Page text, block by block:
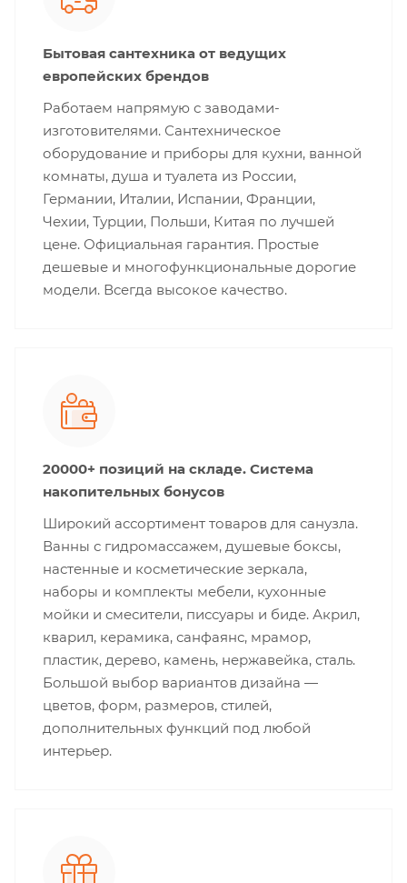
Бытовая сантехника от ведущих
европейских брендов
Работаем напрямую с заводами-
изготовителями. Сантехническое
оборудование и приборы для кухни, ванной
комнаты, душа и туалета из России,
Германии, Италии, Испании, Франции,
Чехии, Турции, Польши, Китая по лучшей
цене. Официальная гарантия. Простые
дешевые и многофункциональные дорогие
модели. Всегда высокое качество.
20000+ позиций на складе. Система
накопительных бонусов
Широкий ассортимент товаров для санузла.
Ванны с гидромассажем, душевые боксы,
настенные и косметические зеркала,
наборы и комплекты мебели, кухонные
мойки и смесители, писсуары и биде. Акрил,
кварил, керамика, санфаянс, мрамор,
пластик, дерево, камень, нержавейка, сталь.
Большой выбор вариантов дизайна —
цветов, форм, размеров, стилей,
дополнительных функций под любой
интерьер.